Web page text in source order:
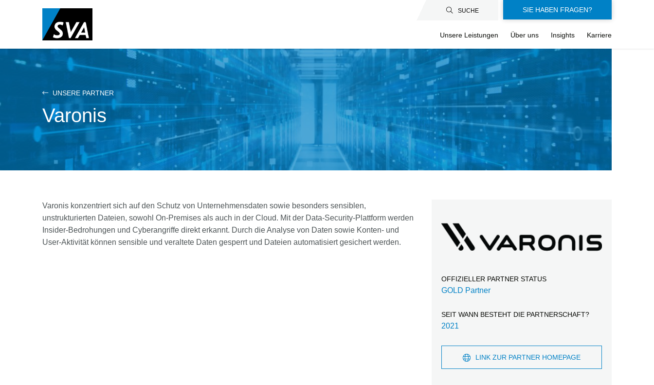
SUCHE SIE HABEN FRAGEN?
Unsere Leistungen Über uns Insights Karriere
UNSERE PARTNER
Varonis
Varonis konzentriert sich auf den Schutz von Unternehmensdaten sowie besonders sensiblen,
unstrukturierten Dateien, sowohl On-Premises als auch in der Cloud. Mit der Data-Security-Plattform werden
Insider-Bedrohungen und Cyberangriffe direkt erkannt. Durch die Analyse von Daten sowie Konten- und
User-Aktivität können sensible und veraltete Daten gesperrt und Dateien automatisiert gesichert werden.
OFFIZIELLER PARTNER STATUS
GOLD Partner
SEIT WANN BESTEHT DIE PARTNERSCHAFT?
2021
LINK ZUR PARTNER HOMEPAGE